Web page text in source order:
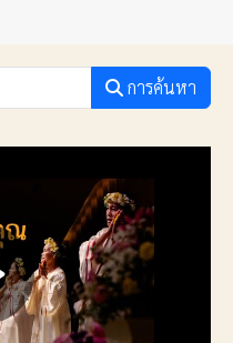
การค้นหา